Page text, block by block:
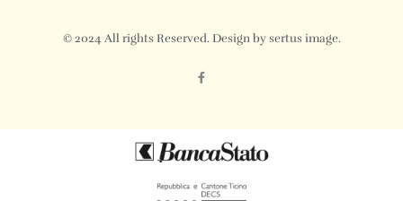
© 2024 All rights Reserved. Design by sertus image.